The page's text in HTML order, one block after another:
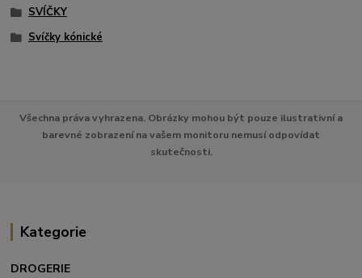
SVÍČKY
Svíčky kónické
Všechna práva vyhrazena. Obrázky mohou být pouze ilustrativní a
barevné zobrazení na vašem monitoru nemusí odpovídat
skutečnosti.
Kategorie
DROGERIE